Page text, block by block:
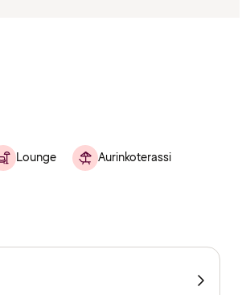
Lounge Aurinkoterassi